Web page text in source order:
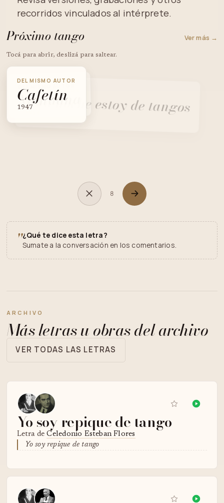
recorridos vinculados al intérprete.
Próximo tango Ver más →
Tocá para abrir, deslizá para saltear.
DEL MISMO AUTOR
Cafetín
1947
Mundana
DEL MISMO AUTOR
Esta noche estoy de tangos
8
"¿Qué te dice esta letra?
Sumate a la conversación en los comentarios.
ARCHIVO
Más letras u obras del archivo
VER TODAS LAS LETRAS
Yo soy repique de tango
Letra deCeledonio Esteban Flores
Yo soy repique de tango